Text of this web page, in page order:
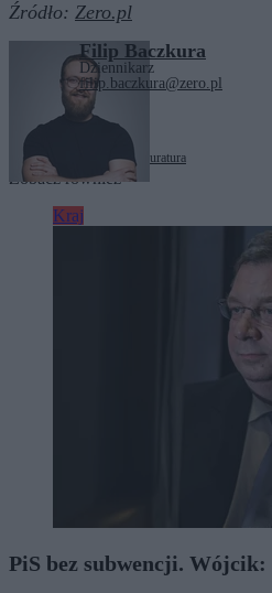
Źródło: Zero.pl
Filip Baczkura
Dziennikarz
filip.baczkura@zero.pl
Tagi:Jeffrey Epsteinprokuratura
Zobacz również
Kraj
PiS bez subwencji. Wójcik: